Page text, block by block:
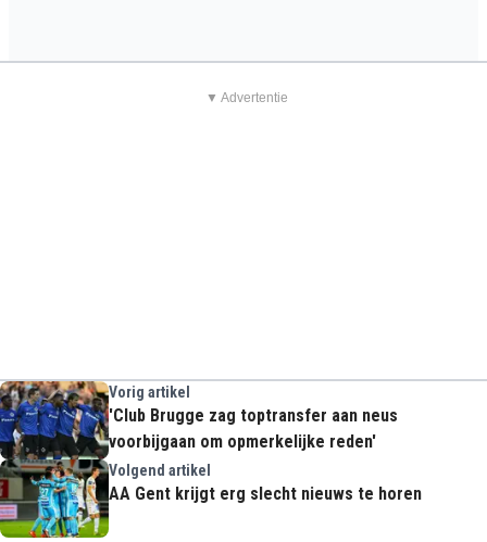
▼ Advertentie
Vorig artikel
'Club Brugge zag toptransfer aan neus
voorbijgaan om opmerkelijke reden'
Volgend artikel
AA Gent krijgt erg slecht nieuws te horen